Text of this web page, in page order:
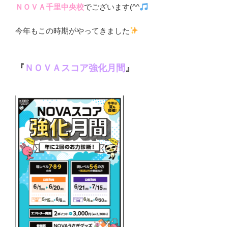
ＮＯＶＡ千里中央校でございます(^^
今年もこの時期がやってきました
『 ＮＯＶＡスコア強化月間 』